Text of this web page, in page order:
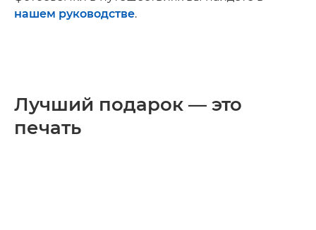
нашем руководстве.
Лучший подарок — это
печать